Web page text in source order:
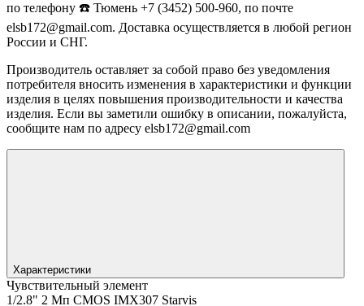
по телефону ☎️ Тюмень +7 (3452) 500-960, по почте
elsb172@gmail.com. Доставка осуществляется в любой регион
России и СНГ.
Производитель оставляет за собой право без уведомления
потребителя вносить изменения в характеристики и функции
изделия в целях повышения производительности и качества
изделия. Если вы заметили ошибку в описании, пожалуйста,
сообщите нам по адресу elsb172@gmail.com
Характеристики
Чувствительный элемент
1/2.8" 2 Мп CMOS IMX307 Starvis